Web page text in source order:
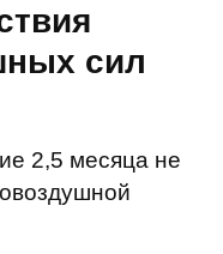
сил
2,5 месяца не